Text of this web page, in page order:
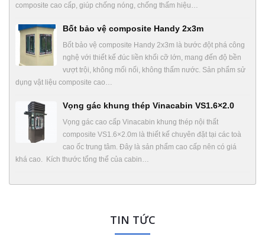
composite cao cấp, giúp chống nóng, chống thấm hiệu…
Bốt bảo vệ composite Handy 2x3m
Bốt bảo vệ composite Handy 2x3m là bước đột phá công
nghệ với thiết kế đúc liền khối cỡ lớn, mang đến độ bền
vượt trội, không mối nối, không thấm nước. Sản phẩm sử
dụng vật liệu composite cao…
Vọng gác khung thép Vinacabin VS1.6×2.0
Vọng gác cao cấp Vinacabin khung thép nội thất
composite VS1.6×2.0m là thiết kế chuyên đặt tại các toà
cao ốc trung tâm. Đây là sản phẩm cao cấp nên có giá
khá cao. Kích thước tổng thể của cabin…
TIN TỨC